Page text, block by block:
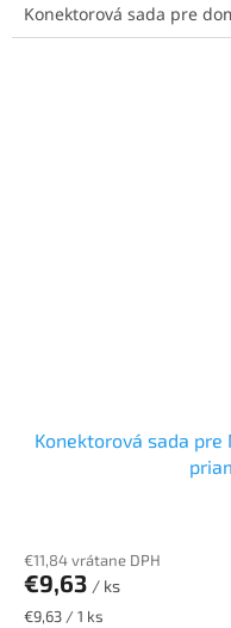
Konektorová sada pre
Konektorová sada pre
€11,84 vrátane DPH
€9,63 / ks
Jednotková
€9,63 / 1 ks